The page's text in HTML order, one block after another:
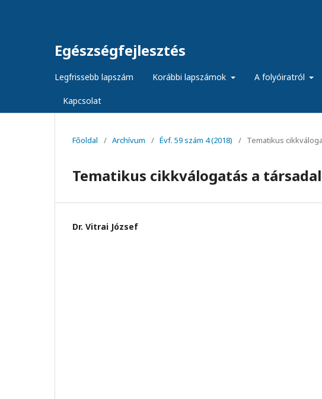
Egészségfejlesztés
Legfrissebb lapszám Korábbi lapszámok A folyóiratról
Kapcsolat
Főoldal / Archívum / Évf. 59 szám 4 (2018) / Tematikus
Tematikus cikkválogatás a
Dr. Vitrai József